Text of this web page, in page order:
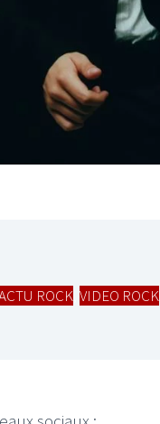
ROCK VIDEO ROCK